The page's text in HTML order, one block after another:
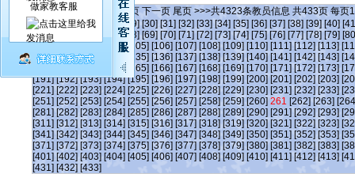
当前第261 上一页 下一页 尾页 >>>共4323条教员信息 共433页 每页
[24] [25] [26] [27] [28] [29] [30] [31] [32] [33] [34] [35] [36] [37] [38] [39] [40]
[63] [64] [67] [68] [69] [70] [71] [72] [73] [74] [75] [76] [77] [78] [79]
[101] [102] [103] [104] [105] [106] [107] [108] [109] [110] [111] [112] [113]
[131] [132] [133] [135] [136] [137] [138] [139] [140] [141] [142] [143]
[164] [165] [166] [167] [168] [169] [170] [171] [172] [173]
[191] [192] [193] [194] [195] [196] [197] [198] [199] [200] [201] [202] [203]
[221] [222] [223] [224] [225] [226] [227] [228] [229] [230] [231] [232] [233]
[251] [252] [253] [254] [255] [256] [257] [258] [259] [260] 261 [262] [263]
[281] [282] [283] [284] [285] [286] [287] [288] [289] [290] [291] [292] [293]
[311] [312] [313] [314] [315] [316] [317] [318] [319] [320] [321] [322] [323]
[341] [342] [343] [344] [345] [346] [347] [348] [349] [350] [351] [352] [353]
[371] [372] [373] [374] [375] [376] [377] [378] [379] [380] [381] [382] [383]
[401] [402] [403] [404] [405] [406] [407] [408] [409] [410] [411] [412] [413]
[431] [432] [433]
做家教客服